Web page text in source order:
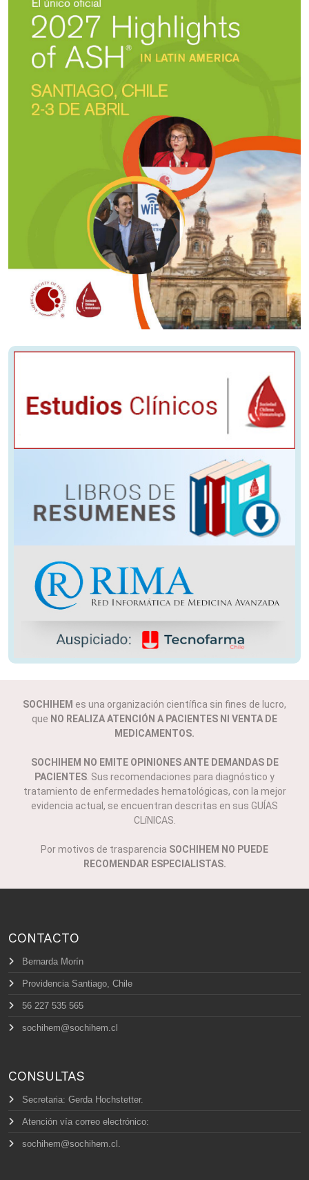
SOCHIHEM es una organización científica sin fines de lucro,
que NO REALIZA ATENCIÓN A PACIENTES NI VENTA DE
MEDICAMENTOS.
SOCHIHEM NO EMITE OPINIONES ANTE DEMANDAS DE
PACIENTES . Sus recomendaciones para diagnóstico y
tratamiento de enfermedades hematológicas, con la mejor
evidencia actual, se encuentran descritas en sus GUÍAS
CLíNICAS.
Por motivos de trasparencia SOCHIHEM NO PUEDE
RECOMENDAR ESPECIALISTAS.
CONTACTO
Bernarda Morín
Providencia Santiago, Chile
56 227 535 565
sochihem@sochihem.cl
CONSULTAS
Secretaria: Gerda Hochstetter.
Atención vía correo electrónico:
sochihem@sochihem.cl.